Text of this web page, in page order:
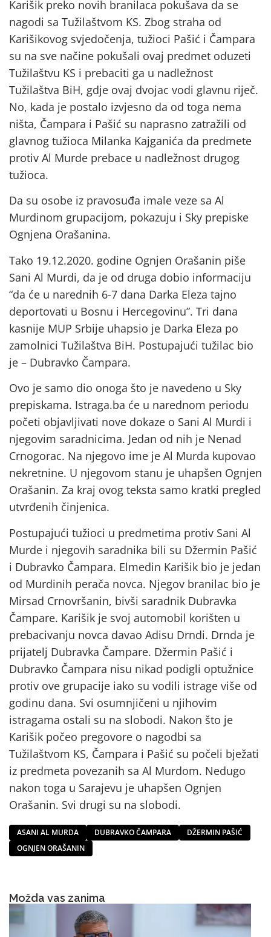
Karišik preko novih branilaca pokušava da se
nagodi sa Tužilaštvom KS. Zbog straha od
Karišikovog svjedočenja, tužioci Pašić i Čampara
su na sve načine pokušali ovaj predmet oduzeti
Tužilaštvu KS i prebaciti ga u nadležnost
Tužilaštva BiH, gdje ovaj dvojac vodi glavnu riječ.
No, kada je postalo izvjesno da od toga nema
ništa, Čampara i Pašić su naprasno zatražili od
glavnog tužioca Milanka Kajganića da predmete
protiv Al Murde prebace u nadležnost drugog
tužioca.
Da su osobe iz pravosuđa imale veze sa Al
Murdinom grupacijom, pokazuju i Sky prepiske
Ognjena Orašanina.
Tako 19.12.2020. godine Ognjen Orašanin piše
Sani Al Murdi, da je od druga dobio informaciju
“da će u narednih 6-7 dana Darka Eleza tajno
deportovati u Bosnu i Hercegovinu”. Tri dana
kasnije MUP Srbije uhapsio je Darka Eleza po
zamolnici Tužilaštva BiH. Postupajući tužilac bio
je – Dubravko Čampara.
Ovo je samo dio onoga što je navedeno u Sky
prepiskama. Istraga.ba će u narednom periodu
početi objavljivati nove dokaze o Sani Al Murdi i
njegovim saradnicima. Jedan od nih je Nenad
Crnogorac. Na njegovo ime je Al Murda kupovao
nekretnine. U njegovom stanu je uhapšen Ognjen
Orašanin. Za kraj ovog teksta samo kratki pregled
utvrđenih činjenica.
Postupajući tužioci u predmetima protiv Sani Al
Murde i njegovih saradnika bili su Džermin Pašić
i Dubravko Čampara. Elmedin Karišik bio je jedan
od Murdinih perača novca. Njegov branilac bio je
Mirsad Crnovršanin, bivši saradnik Dubravka
Čampare. Karišik je svoj automobil korišten u
prebacivanju novca davao Adisu Drndi. Drnda je
prijatelj Dubravka Čampare. Džermin Pašić i
Dubravko Čampara nisu nikad podigli optužnice
protiv ove grupacije iako su vodili istrage više od
godinu dana. Svi osumnjičeni u njihovim
istragama ostali su na slobodi. Nakon što je
Karišik počeo pregovore o nagodbi sa
Tužilaštvom KS, Čampara i Pašić su počeli bježati
iz predmeta povezanih sa Al Murdom. Nedugo
nakon toga u Sarajevu je uhapšen Ognjen
Orašanin. Svi drugi su na slobodi.
ASANI AL MURDA DUBRAVKO ČAMPARA
DŽERMIN PAŠIĆ
OGNJEN ORAŠANIN
Možda vas zanima